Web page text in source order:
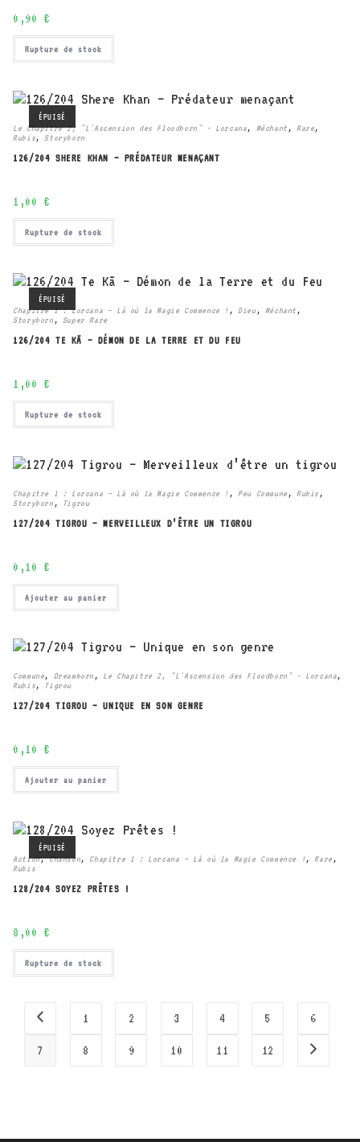
0,90 €
Rupture de stock
ÉPUISÉ
Le Chapitre 2, "L'Ascension des Floodborn" - Lorcana, Méchant , Rare,
Rubis, Storyborn
126/204 SHERE KHAN – PRÉDATEUR MENAÇANT
1,00 €
Rupture de stock
ÉPUISÉ
Chapitre 1 : Lorcana – Là où la Magie Commence ! , Dieu, Méchant ,
Storyborn , Super Rare
126/204 TE KĀ – DÉMON DE LA TERRE ET DU FEU
1,00 €
Rupture de stock
Chapitre 1 : Lorcana – Là où la Magie Commence ! , Peu Commune , Rubis ,
Storyborn , Tigrou
127/204 TIGROU – MERVEILLEUX D’ÊTRE UN TIGROU
0,10 €
Ajouter au panier
Commune, Dreamborn , Le Chapitre 2, "L'Ascension des Floodborn" - Lorcana,
Rubis, Tigrou
127/204 TIGROU – UNIQUE EN SON GENRE
0,10 €
Ajouter au panier
ÉPUISÉ
Action,Chanson, Chapitre 1 : Lorcana – Là où la Magie Commence !, Rare ,
Rubis
128/204 SOYEZ PRÊTES !
8,00 €
Rupture de stock
1 2 3 4 5 6
7 8 9 10 11 12